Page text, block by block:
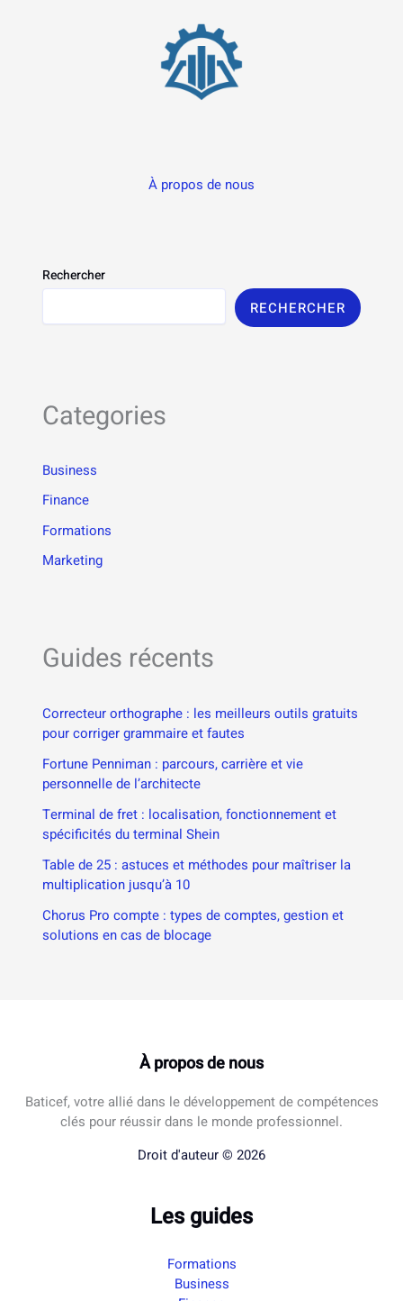
À propos de nous
Rechercher
RECHERCHER
Categories
Business
Finance
Formations
Marketing
Guides récents
Correcteur orthographe : les meilleurs outils gratuits
pour corriger grammaire et fautes
Fortune Penniman : parcours, carrière et vie
personnelle de l’architecte
Terminal de fret : localisation, fonctionnement et
spécificités du terminal Shein
Table de 25 : astuces et méthodes pour maîtriser la
multiplication jusqu’à 10
Chorus Pro compte : types de comptes, gestion et
solutions en cas de blocage
À propos de nous
Baticef, votre allié dans le développement de compétences
clés pour réussir dans le monde professionnel.
Droit d'auteur © 2026
Les guides
Formations
Business